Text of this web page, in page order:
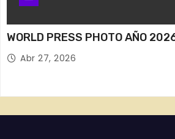
WORLD PRESS PHOTO AÑO
Abr 27, 2026